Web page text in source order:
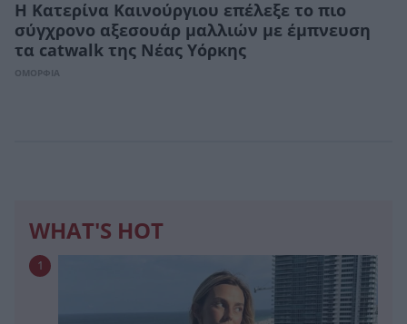
Η Κατερίνα Καινούργιου επέλεξε το πιο
σύγχρονο αξεσουάρ μαλλιών με έμπνευση
τα catwalk της Νέας Υόρκης
ΟΜΟΡΦΙΑ
WHAT'S HOT
1